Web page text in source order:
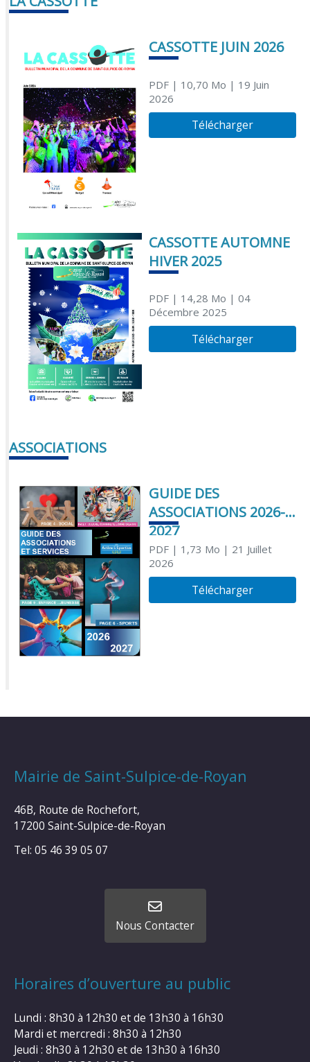
CASSOTTE JUIN 2026
PDF| 10,70 Mo | 19 Juin
2026
Télécharger
CASSOTTE AUTOMNE
HIVER 2025
PDF| 14,28 Mo | 04
Décembre 2025
Télécharger
ASSOCIATIONS
GUIDE DES
ASSOCIATIONS 2026-
2027
PDF| 1,73 Mo | 21 Juillet
2026
Télécharger
Mairie de Saint-Sulpice-de-Royan
46B, Route de Rochefort,
17200 Saint-Sulpice-de-Royan
Tel: 05 46 39 05 07
Nous Contacter
Horaires d’ouverture au public
Lundi : 8h30 à 12h30 et de 13h30 à 16h30
Mardi et mercredi : 8h30 à 12h30
Jeudi : 8h30 à 12h30 et de 13h30 à 16h30